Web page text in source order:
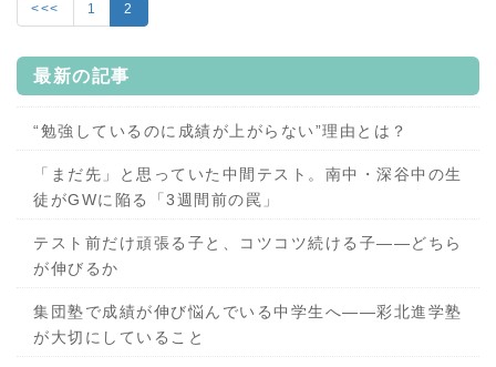
<<< 1 2
最新の記事
“勉強しているのに成績が上がらない”理由とは？
「まだ先」と思っていた中間テスト。南中・深谷中の生
徒がGWに陥る「3週間前の罠」
テスト前だけ頑張る子と、コツコツ続ける子——どちら
が伸びるか
集団塾で成績が伸び悩んでいる中学生へ——彩北進学塾
が大切にしていること